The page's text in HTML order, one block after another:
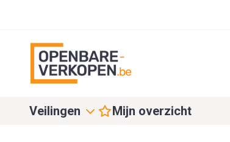
Veilingen Mijn overzicht